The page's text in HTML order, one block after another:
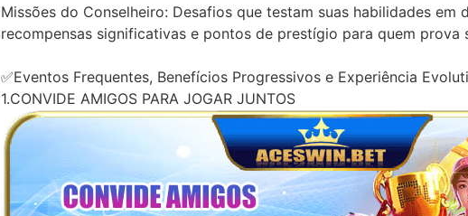
Missões do Conselheiro: Desafios que testam suas habilidades em
recompensas significativas e pontos de prestígio para quem prova
✅Eventos Frequentes, Benefícios Progressivos e Experiência
1.CONVIDE AMIGOS PARA JOGAR JUNTOS